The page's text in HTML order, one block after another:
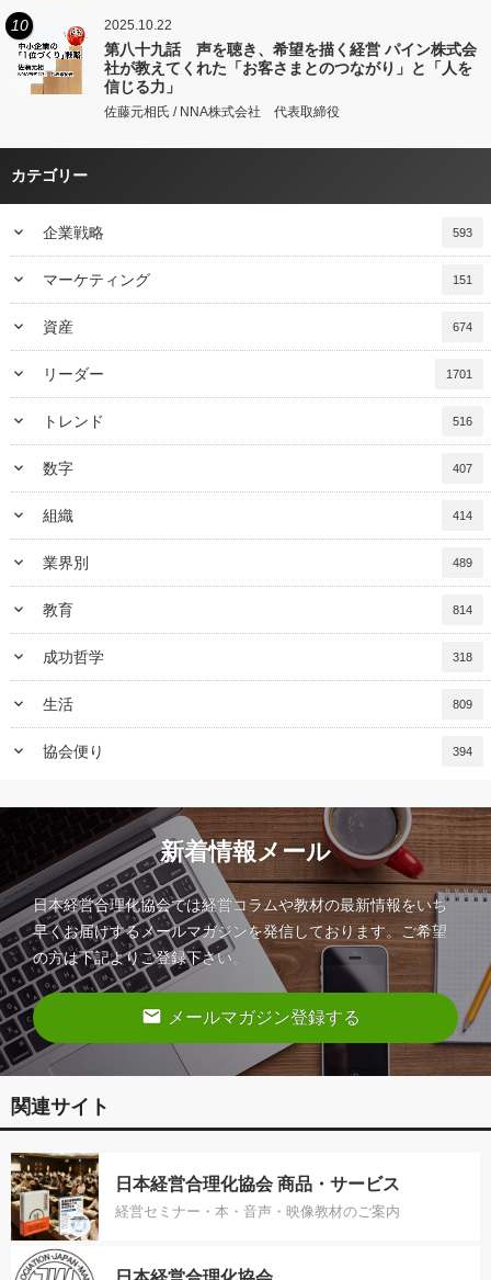
10 2025.10.22
第八十九話 声を聴き、希望を描く経営 パイン株式会
社が教えてくれた「お客さまとのつながり」と「人を
信じる力」
佐藤元相氏 / NNA株式会社 代表取締役
カテゴリー
keyboard_arrow_down 企業戦略 593
keyboard_arrow_down マーケティング 151
keyboard_arrow_down 資産 674
keyboard_arrow_down リーダー 1701
keyboard_arrow_down トレンド 516
keyboard_arrow_down 数字 407
keyboard_arrow_down 組織 414
keyboard_arrow_down 業界別 489
keyboard_arrow_down 教育 814
keyboard_arrow_down 成功哲学 318
keyboard_arrow_down 生活 809
keyboard_arrow_down 協会便り 394
新着情報メール
日本経営合理化協会では経営コラムや教材の最新情報をいち
早くお届けするメールマガジンを発信しております。ご希望
の方は下記よりご登録下さい。
email メールマガジン登録する
関連サイト
日本経営合理化協会 商品・サービス
経営セミナー・本・音声・映像教材のご案内